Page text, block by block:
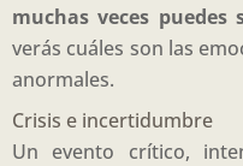
muchas veces
verás cuáles son las
anormales.
Crisis e incertidumbre
Un evento crítico,